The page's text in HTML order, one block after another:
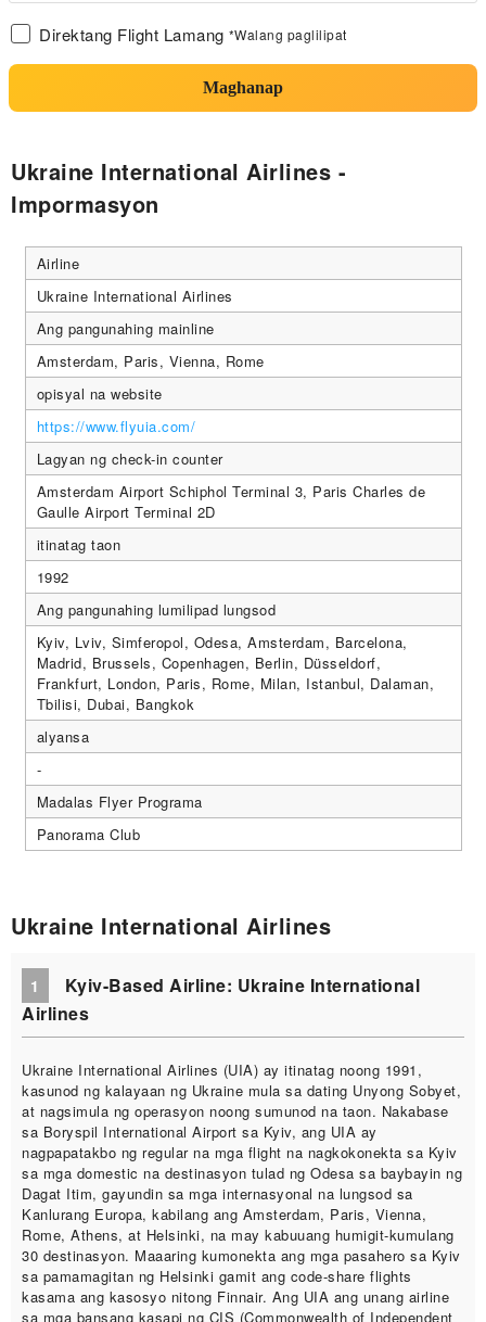
Direktang Flight Lamang *Walang paglilipat
Maghanap
Ukraine International Airlines -
Impormasyon
Airline
Ukraine International Airlines
Ang pangunahing mainline
Amsterdam, Paris, Vienna, Rome
opisyal na website
https://www.flyuia.com/
Lagyan ng check-in counter
Amsterdam Airport Schiphol Terminal 3, Paris Charles de
Gaulle Airport Terminal 2D
itinatag taon
1992
Ang pangunahing lumilipad lungsod
Kyiv, Lviv, Simferopol, Odesa, Amsterdam, Barcelona,
Madrid, Brussels, Copenhagen, Berlin, Düsseldorf,
Frankfurt, London, Paris, Rome, Milan, Istanbul, Dalaman,
Tbilisi, Dubai, Bangkok
alyansa
-
Madalas Flyer Programa
Panorama Club
Ukraine International Airlines
1
Kyiv-Based Airline: Ukraine International
Airlines
Ukraine International Airlines (UIA) ay itinatag noong 1991,
kasunod ng kalayaan ng Ukraine mula sa dating Unyong Sobyet,
at nagsimula ng operasyon noong sumunod na taon. Nakabase
sa Boryspil International Airport sa Kyiv, ang UIA ay
nagpapatakbo ng regular na mga flight na nagkokonekta sa Kyiv
sa mga domestic na destinasyon tulad ng Odesa sa baybayin ng
Dagat Itim, gayundin sa mga internasyonal na lungsod sa
Kanlurang Europa, kabilang ang Amsterdam, Paris, Vienna,
Rome, Athens, at Helsinki, na may kabuuang humigit-kumulang
30 destinasyon. Maaaring kumonekta ang mga pasahero sa Kyiv
sa pamamagitan ng Helsinki gamit ang code-share flights
kasama ang kasosyo nitong Finnair. Ang UIA ang unang airline
sa mga bansang kasapi ng CIS (Commonwealth of Independent